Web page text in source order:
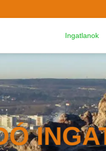
Ingatlanok